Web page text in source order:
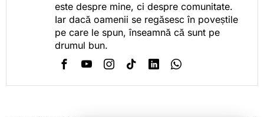
este despre mine, ci despre comunitate.
Iar dacă oamenii se regăsesc în poveștile
pe care le spun, înseamnă că sunt pe
drumul bun.